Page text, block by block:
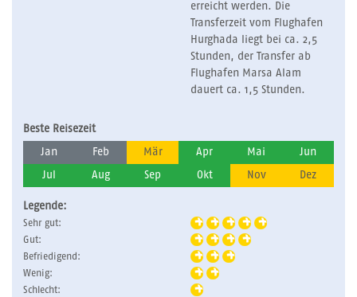
erreicht werden. Die
Transferzeit vom Flughafen
Hurghada liegt bei ca. 2,5
Stunden, der Transfer ab
Flughafen Marsa Alam
dauert ca. 1,5 Stunden.
Beste Reisezeit
Jan Feb Mär Apr Mai Jun
Jul Aug Sep Okt Nov Dez
Legende:
Sehr gut:
Gut:
Befriedigend:
Wenig:
Schlecht: